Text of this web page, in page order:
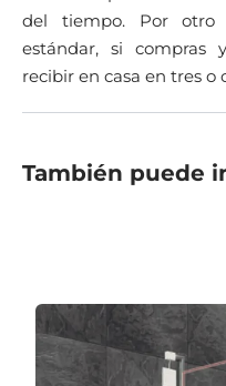
del tiempo. Por otro
estándar, si compras
recibir en casa en tres o
También puede